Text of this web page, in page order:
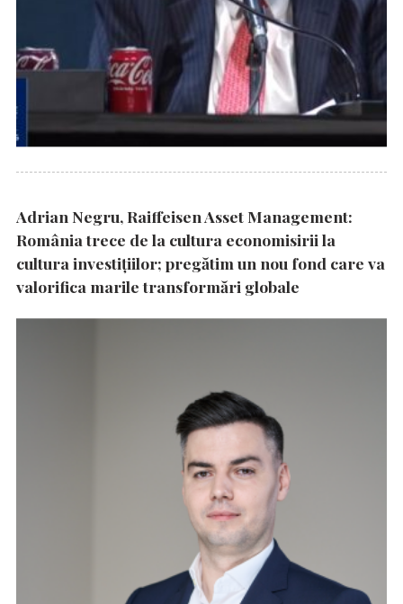
Adrian Negru, Raiffeisen Asset Management:
România trece de la cultura economisirii la
cultura investițiilor; pregătim un nou fond care va
valorifica marile transformări globale